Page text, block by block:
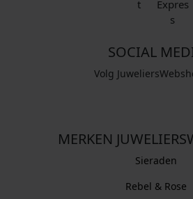
SOCIAL
Volg
MERKEN
Sieraden
Rebel & Rose